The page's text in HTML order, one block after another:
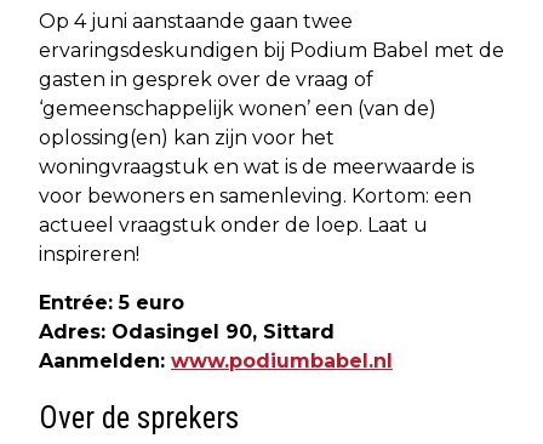
Op 4 juni aanstaande gaan twee
ervaringsdeskundigen bij Podium Babel met de
gasten in gesprek over de vraag of
‘gemeenschappelijk wonen’ een (van de)
oplossing(en) kan zijn voor het
woningvraagstuk en wat is de meerwaarde is
voor bewoners en samenleving. Kortom: een
actueel vraagstuk onder de loep. Laat u
inspireren!
Entrée: 5 euro
Adres: Odasingel 90, Sittard
Aanmelden: www.podiumbabel.nl
Over de sprekers